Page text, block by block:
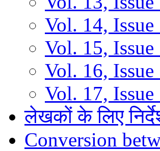
Vol. 14,
Vol. 15,
Vol. 16,
Vol. 17,
लेखकों के लिए
Conversion